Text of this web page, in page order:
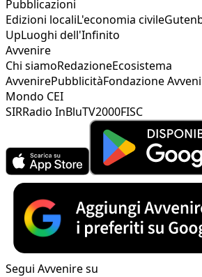
Pubblicazioni
Edizioni localiL'economia civile
UpLuoghi dell'Infinito
Avvenire
Chi siamoRedazioneEcosistema
AvvenirePubblicitàFondazione
Mondo CEI
SIRRadio InBluTV2000FISC
Segui Avvenire su